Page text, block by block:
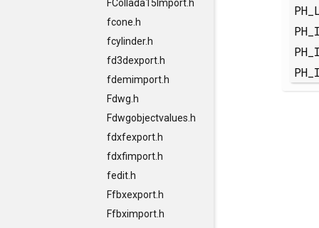
FCollada15Import.h
fcone.h
fcylinder.h
fd3dexport.h
fdemimport.h
Fdwg.h
Fdwgobjectvalues.h
fdxfexport.h
fdxfimport.h
fedit.h
Ffbxexport.h
Ffbximport.h